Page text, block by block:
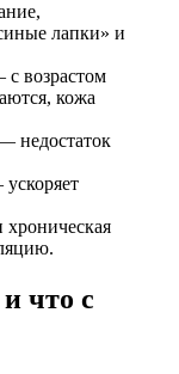
лапки» и
возрастом
кожа
недостаток
что с